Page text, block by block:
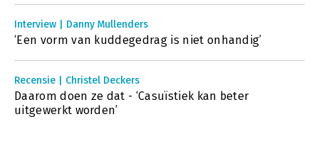
Interview | Danny Mullenders
‘Een vorm van kuddegedrag is niet onhandig’
Recensie | Christel Deckers
Daarom doen ze dat - ‘Casuïstiek kan beter
uitgewerkt worden’